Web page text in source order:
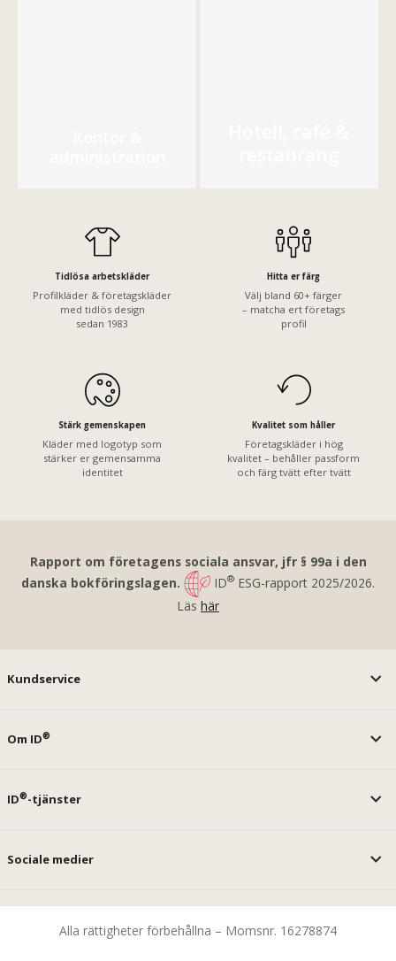
Tidlösa arbetskläder
Profilkläder & företagskläder
med tidlös design
sedan 1983
Hitta er färg
Välj bland 60+ färger
– matcha ert företags
profil
Stärk gemenskapen
Kläder med logotyp som
stärker er gemensamma
identitet
Kvalitet som håller
Företagskläder i hög
kvalitet – behåller passform
och färg tvätt efter tvätt
Rapport om företagens sociala ansvar, jfr § 99a i den
danska bokföringslagen.
ID® ESG-rapport 2025/2026.
Läs här
Kundservice
Om ID®
ID®-tjänster
Sociale medier
Alla rättigheter förbehållna – Momsnr. 16278874